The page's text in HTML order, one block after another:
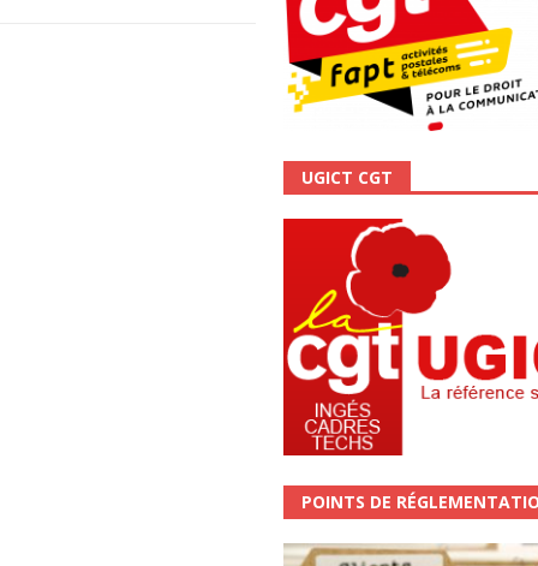
UGICT CGT
POINTS DE